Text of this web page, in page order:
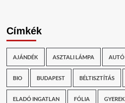
Címkék
AJÁNDÉK ASZTALI LÁMPA AUTÓ
BIO BUDAPEST BÉLTISZTÍTÁS
ELADÓ INGATLAN FÓLIA